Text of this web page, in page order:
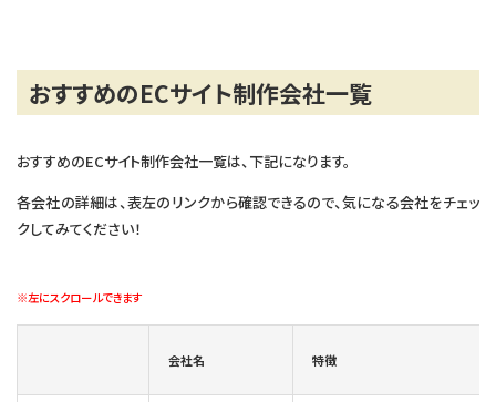
おすすめのECサイト制作会社一覧
おすすめのECサイト制作会社一覧は、下記になります。
各会社の詳細は、表左のリンクから確認できるので、気になる会社をチェッ
クしてみてください！
※左にスクロールできます
会社名 特徴